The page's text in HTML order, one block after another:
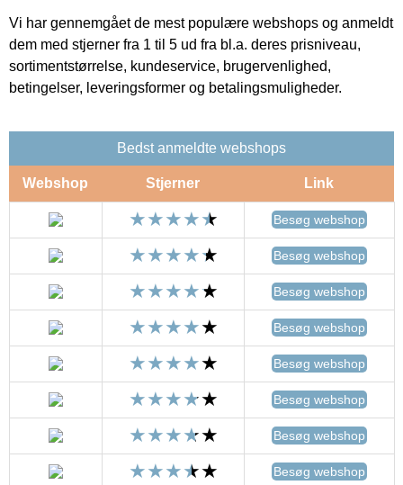
Vi har gennemgået de mest populære webshops og anmeldt
dem med stjerner fra 1 til 5 ud fra bl.a. deres prisniveau,
sortimentstørrelse, kundeservice, brugervenlighed,
betingelser, leveringsformer og betalingsmuligheder.
Bedst anmeldte webshops
Webshop Stjerner Link
Besøg webshop
Besøg webshop
Besøg webshop
Besøg webshop
Besøg webshop
Besøg webshop
Besøg webshop
Besøg webshop